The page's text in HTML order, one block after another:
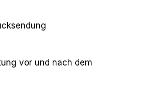
vor und nach dem